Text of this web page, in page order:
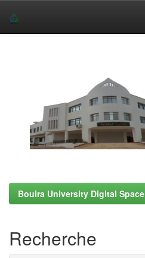
Bouira University Digital Space
Recherche